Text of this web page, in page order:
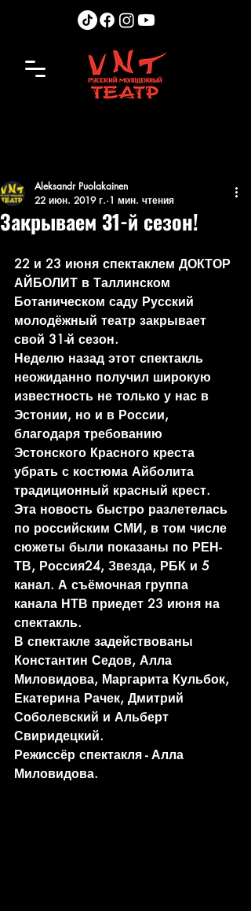
Закрываем 31-й сезон!
Aleksandr Puolakainen
22 июн. 2019 г. 1 мин. чтения
22 и 23 июня спектаклем ДОКТОР
АЙБОЛИТ в Таллинском
Ботаническом саду Русский
молодёжный театр закрывает
свой 31-й сезон.
Неделю назад этот спектакль
неожиданно получил широкую
известность не только у нас в
Эстонии, но и в России,
благодаря требованию
Эстонского Красного креста
убрать с костюма Айболита
традиционный красный крест.
Эта новость быстро разлетелась
по российским СМИ, в том числе
сюжеты были показаны по РЕН-
ТВ, Россия24, Звезда, РБК и 5
канал. А съёмочная группа
канала НТВ приедет 23 июня на
спектакль.
В спектакле задействованы
Константин Седов, Алла
Миловидова, Маргарита Кульбок,
Екатерина Рачек, Дмитрий
Соболевский и Альберт
Свиридецкий.
Режиссёр спектакля - Алла
Миловидова.